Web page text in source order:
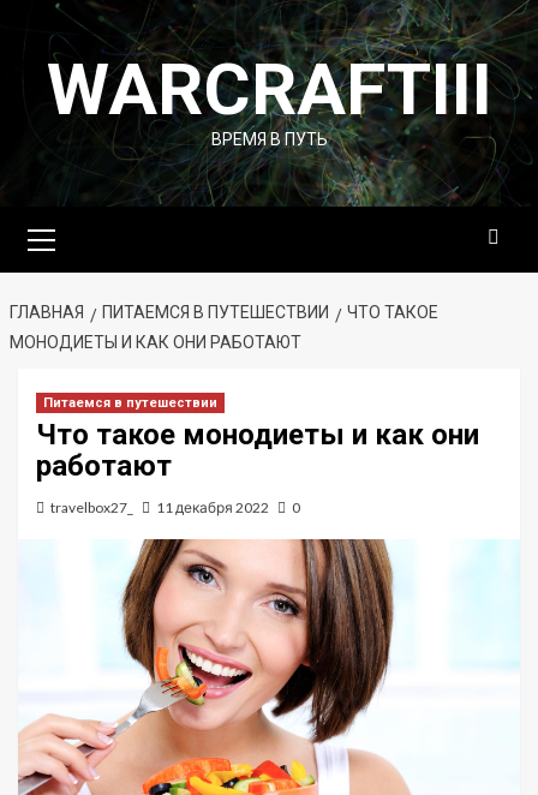
Перейти
содержимому
WARCRAFTIII
ВРЕМЯ В ПУТЬ
меню
ГЛАВНАЯ ПИТАЕМСЯ В ПУТЕШЕСТВИИ
ЧТО ТАКОЕ
МОНОДИЕТЫ И КАК ОНИ РАБОТАЮТ
Питаемся в путешествии
Что такое монодиеты и как они
работают
travelbox27_ 11 декабря 2022 0